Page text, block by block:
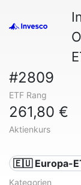
#2809
ETF Rang
261,80 €
Aktienkurs
🇪🇺 Europa-
Kategorien